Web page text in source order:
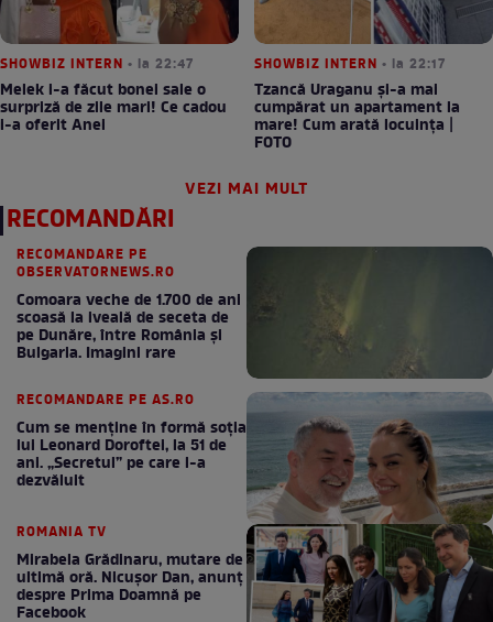
SHOWBIZ INTERN • la 22:47
Melek i-a făcut bonei sale o
surpriză de zile mari! Ce cadou
i-a oferit Anei
SHOWBIZ INTERN • la 22:17
Tzancă Uraganu și-a mai
cumpărat un apartament la
mare! Cum arată locuința |
FOTO
VEZI MAI MULT
RECOMANDĂRI
RECOMANDARE PE
OBSERVATORNEWS.RO
Comoara veche de 1.700 de ani
scoasă la iveală de seceta de
pe Dunăre, între România şi
Bulgaria. Imagini rare
RECOMANDARE PE AS.RO
Cum se menţine în formă soţia
lui Leonard Doroftei, la 51 de
ani. „Secretul” pe care l-a
dezvăluit
ROMANIA TV
Mirabela Grădinaru, mutare de
ultimă oră. Nicuşor Dan, anunţ
despre Prima Doamnă pe
Facebook